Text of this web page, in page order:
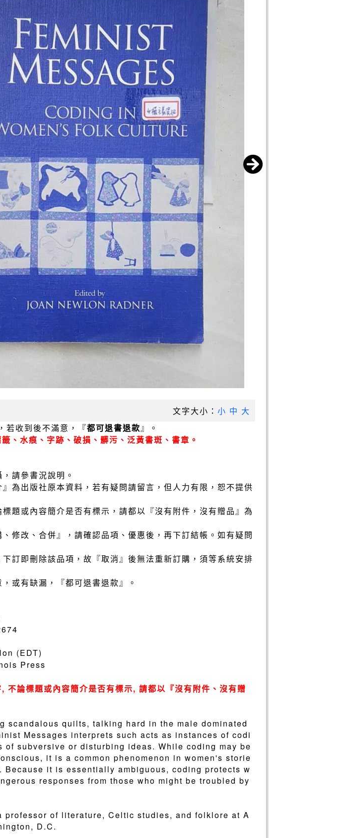
文字大小： 小 中 大
若收到後不滿意，『都可退書退款』。
、水痕、字跡、破損、髒污、泛黃書斑、書章。
請參書況說明。
』為出版社原本資料，若有疑問請留言，但人力有限，恕不提供
標題或內容簡介是否有標示，請都以『沒有附件，沒有贈品』為
、修改、合併』，請確認品項、優惠後，再下訂結帳。如有疑問
下訂即刪除該品項，故『取消』後無法重新訂購，須等系統安排
或有缺漏，『都可退書退款』。
(EDT)
Press
不論標題或內容簡介是否有標示, 請都以『沒有附件、沒有贈
scandalous quilts, talking hard in the male dominated
Messages interprets such acts as instances of codi
of subversive or disturbing ideas. While coding may be
it is a common phenomenon in women's storie
it is essentially ambiguous, coding protects w
responses from those who might be troubled by
professor of literature, Celtic studies, and folklore at A
D.C.